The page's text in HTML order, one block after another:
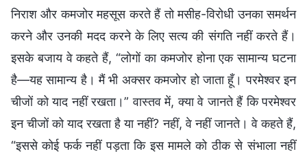
निराश और कमजोर महसूस करते हैं तो मसीह-विरोधी उनका समर्थन
करने और उनकी मदद करने के लिए सत्य की संगति नहीं करते हैं।
इसके बजाय वे कहते हैं, “लोगों का कमजोर होना एक सामान्य घटना
है—यह सामान्य है। मैं भी अक्सर कमजोर हो जाता हूँ। परमेश्वर इन
चीजों को याद नहीं रखता।” वास्तव में, क्या वे जानते हैं कि परमेश्वर
इन चीजों को याद रखता है या नहीं? नहीं, वे नहीं जानते। वे कहते हैं,
“इससे कोई फर्क नहीं पड़ता कि इस मामले को ठीक से संभाला नहीं